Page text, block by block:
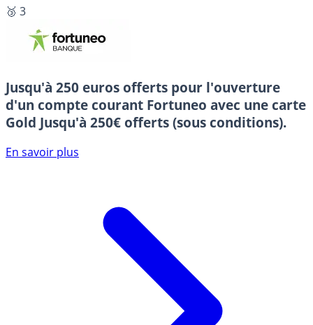
🥉 3
Jusqu'à 250 euros offerts pour l'ouverture
d'un compte courant Fortuneo avec une carte
Gold Jusqu'à 250€ offerts (sous conditions).
En savoir plus